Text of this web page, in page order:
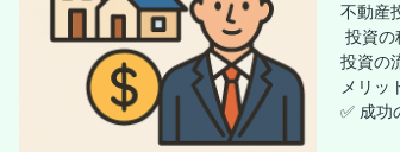
不動産
投資
投資の
メリッ
✅ 成功